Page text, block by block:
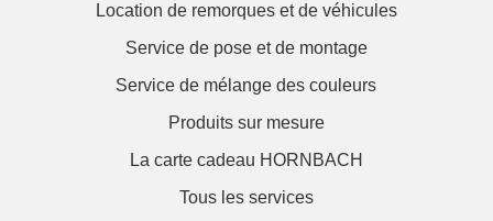
Location de remorques et de véhicules
Service de pose et de montage
Service de mélange des couleurs
Produits sur mesure
La carte cadeau HORNBACH
Tous les services